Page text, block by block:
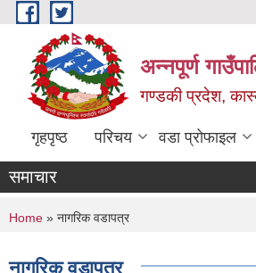
Skip to main content
अन्नपूर्ण
गण्डकी प्रदेश,
गृहपृष्ठ परिचय वडा प्रोफाइल
समाचार
You are here
Home » नागरिक वडापत्र
नागरिक वडापत्र